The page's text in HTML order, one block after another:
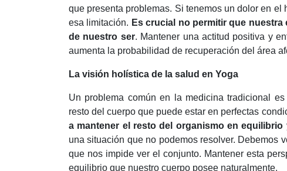
que presenta problemas. Si tenemos un dolor en
esa limitación. Es crucial no permitir que
de nuestro ser. Mantener una actitud positiva y
aumenta la probabilidad de recuperación del área
La visión holística de la salud en Yoga
Un problema común en la medicina tradicional
resto del cuerpo que puede estar en perfectas
a mantener el resto del organismo en equilibrio
una situación que no podemos resolver. Debemos
que nos impide ver el conjunto. Mantener esta
equilibrio que nuestro cuerpo posee naturalmente.